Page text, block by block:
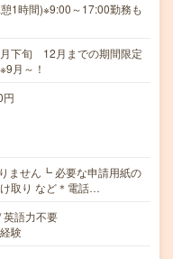
1時間)※9:00～17:00勤務も
下旬 12月までの期間限定
月～！
ません┗ 必要な申請用紙の
取り など＊電話…
英語力不要
験